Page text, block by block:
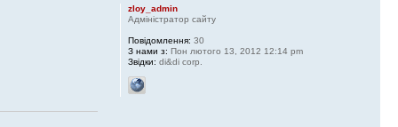
zloy_admin
Адміністратор сайту
Повідомлення: 30
З нами з: Пон лютого 13, 2012 12:14 pm
Звідки: di&di corp.